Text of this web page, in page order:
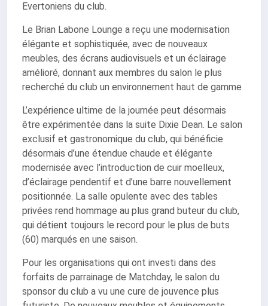
Evertoniens du club.
Le Brian Labone Lounge a reçu une modernisation
élégante et sophistiquée, avec de nouveaux
meubles, des écrans audiovisuels et un éclairage
amélioré, donnant aux membres du salon le plus
recherché du club un environnement haut de gamme
L’expérience ultime de la journée peut désormais
être expérimentée dans la suite Dixie Dean. Le salon
exclusif et gastronomique du club, qui bénéficie
désormais d’une étendue chaude et élégante
modernisée avec l’introduction de cuir moelleux,
d’éclairage pendentif et d’une barre nouvellement
positionnée. La salle opulente avec des tables
privées rend hommage au plus grand buteur du club,
qui détient toujours le record pour le plus de buts
(60) marqués en une saison.
Pour les organisations qui ont investi dans des
forfaits de parrainage de Matchday, le salon du
sponsor du club a vu une cure de jouvence plus